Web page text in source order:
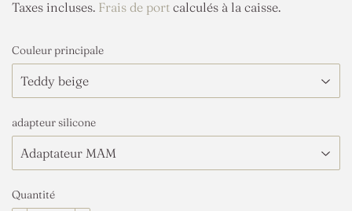
Taxes incluses. Frais de port calculés à la caisse.
Couleur principale
adapteur silicone
Quantité